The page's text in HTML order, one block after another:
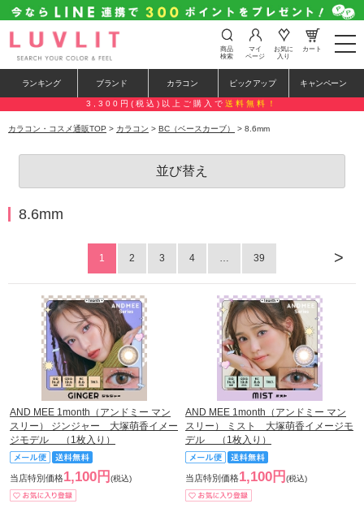
t
o
e
n
t
商品
検索
マイ
ページ
お気に
入り
カート
ランキング ブランド カラコン ピックアップ キャンペーン
3,300円(税込)以上ご購入で 送料無料！
カラコン・コスメ通販TOP > カラコン > BC（ベースカーブ） > 8.6mm
並び替え
8.6mm
>
1 2 3 4 … 39
AND MEE 1month（アンドミー マン
スリー） ジンジャー 大塚萌香イメー
ジモデル （1枚入り）
当店特別価格1,100円 (税込)
AND MEE 1month（アンドミー マン
スリー） ミスト 大塚萌香イメージモ
デル （1枚入り）
当店特別価格1,100円 (税込)